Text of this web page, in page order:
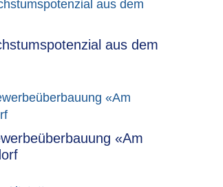
aus dem
«Am